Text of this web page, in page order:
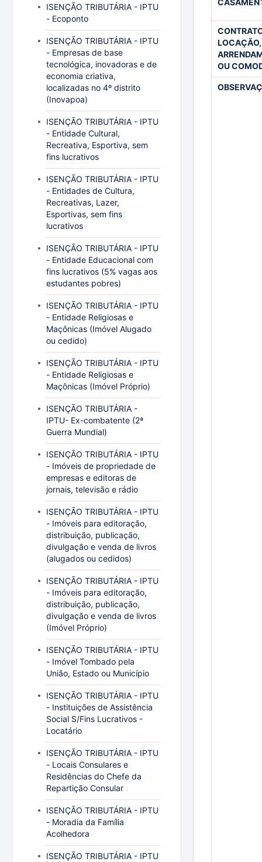
LOCAÇÃO,
OU
ISENÇÃO TRIBUTÁRIA - IPTU
- Ecoponto
ISENÇÃO TRIBUTÁRIA - IPTU
- Empresas de base
tecnológica, inovadoras e de
economia criativa,
localizadas no 4º distrito
(Inovapoa)
ISENÇÃO TRIBUTÁRIA - IPTU
- Entidade Cultural,
Recreativa, Esportiva, sem
fins lucrativos
ISENÇÃO TRIBUTÁRIA - IPTU
- Entidades de Cultura,
Recreativas, Lazer,
Esportivas, sem fins
lucrativos
ISENÇÃO TRIBUTÁRIA - IPTU
- Entidade Educacional com
fins lucrativos (5% vagas aos
estudantes pobres)
ISENÇÃO TRIBUTÁRIA - IPTU
- Entidade Religiosas e
Maçônicas (Imóvel Alugado
ou cedido)
ISENÇÃO TRIBUTÁRIA - IPTU
- Entidade Religiosas e
Maçônicas (Imóvel Próprio)
ISENÇÃO TRIBUTÁRIA -
IPTU- Ex-combatente (2ª
Guerra Mundial)
ISENÇÃO TRIBUTÁRIA - IPTU
- Imóveis de propriedade de
empresas e editoras de
jornais, televisão e rádio
ISENÇÃO TRIBUTÁRIA - IPTU
- Imóveis para editoração,
distribuição, publicação,
divulgação e venda de livros
(alugados ou cedidos)
ISENÇÃO TRIBUTÁRIA - IPTU
- Imóveis para editoração,
distribuição, publicação,
divulgação e venda de livros
(Imóvel Próprio)
ISENÇÃO TRIBUTÁRIA - IPTU
- Imóvel Tombado pela
União, Estado ou Município
ISENÇÃO TRIBUTÁRIA - IPTU
- Instituições de Assistência
Social S/Fins Lucrativos -
Locatário
ISENÇÃO TRIBUTÁRIA - IPTU
- Locais Consulares e
Residências do Chefe da
Repartição Consular
ISENÇÃO TRIBUTÁRIA - IPTU
- Moradia da Família
Acolhedora
ISENÇÃO TRIBUTÁRIA - IPTU